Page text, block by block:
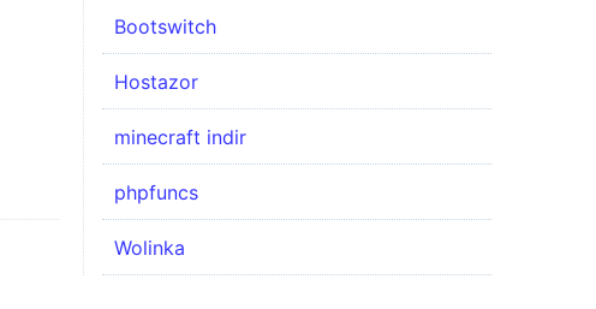
Bootswitch
Hostazor
minecraft indir
phpfuncs
Wolinka